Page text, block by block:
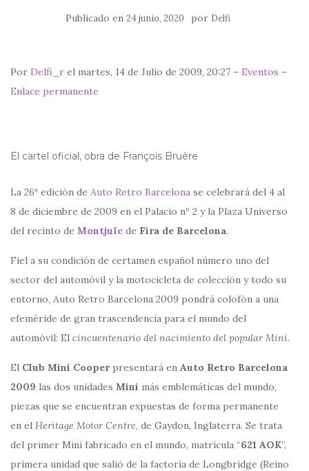
Publicado en 24 junio, 2020 por Delfi
Por Delfi_r el martes, 14 de Julio de 2009, 20:27 – Eventos –
Enlace permanente
El cartel oficial, obra de François Bruère
La 26ª edición de Auto Retro Barcelona se celebrará del 4 al
8 de diciembre de 2009 en el Palacio nº 2 y la Plaza Universo
del recinto de Montjuïc de Fira de Barcelona.
Fiel a su condición de certamen español número uno del
sector del automóvil y la motocicleta de colección y todo su
entorno, Auto Retro Barcelona 2009 pondrá colofón a una
efeméride de gran trascendencia para el mundo del
automóvil: El cincuentenario del nacimiento del popular Mini.
El Club Mini Cooperpresentará en Auto Retro Barcelona
2009 las dos unidades Mini más emblemáticas del mundo,
piezas que se encuentran expuestas de forma permanente
en el Heritage Motor Centre, de Gaydon, Inglaterra. Se trata
del primer Mini fabricado en el mundo, matrícula “621 AOK”,
primera unidad que salió de la factoría de Longbridge (Reino